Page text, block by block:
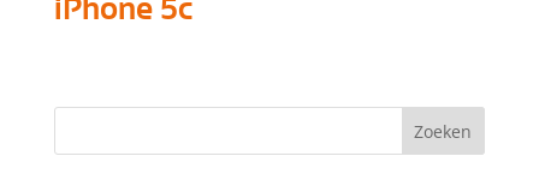
iPhone 5c